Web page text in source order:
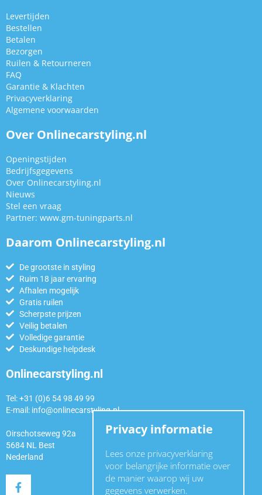
Levertijden
Bestellen
Betalen
Bezorgen
Ruilen & Retourneren
FAQ
Garantie & Klachten
Privacyverklaring
Algemene voorwaarden
Over Onlinecarstyling.nl
Openingstijden
Bedrijfsgegevens
Over Onlinecarstyling.nl
Nieuws
Stel een vraag
Partner: www.gm-tuningparts.nl
Daarom Onlinecarstyling.nl
De grootste in styling
Ruim 18 jaar ervaring
Afhalen mogelijk
Gratis ruilen
Scherpste prijzen
Veilig betalen
Volledige garantie
Deskundige helpdesk
Onlinecarstyling.nl
Tel: +31 (0)6 54 98 49 99
E-mail: info@onlinecarstyling.nl
Oirschotseweg 92a
5684 NL Best
Nederland
Privacy informatie
Lees onze privacyverklaring
voor belangrijke informatie over
de manier waarop wij uw
gegevens verwerken.